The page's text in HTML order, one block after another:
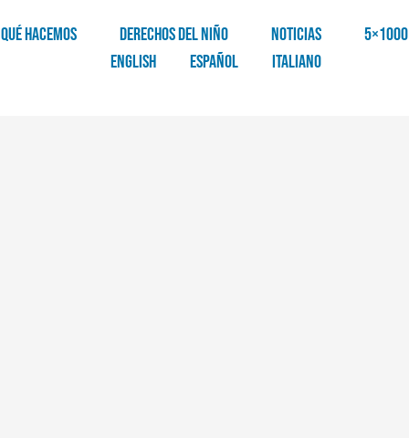
QUÉ HACEMOS DERECHOS DEL NIÑO NOTICIAS 5×1000
English
Español Italiano